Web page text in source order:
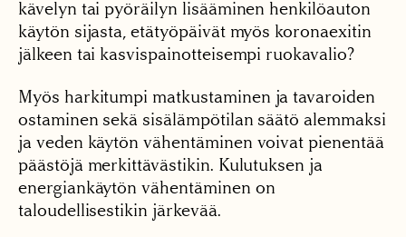
kävelyn tai pyöräilyn lisääminen henkilöauton
käytön sijasta, etätyöpäivät myös koronaexitin
jälkeen tai kasvispainotteisempi ruokavalio?
Myös harkitumpi matkustaminen ja tavaroiden
ostaminen sekä sisälämpötilan säätö alemmaksi
ja veden käytön vähentäminen voivat pienentää
päästöjä merkittävästikin. Kulutuksen ja
energiankäytön vähentäminen on
taloudellisestikin järkevää.